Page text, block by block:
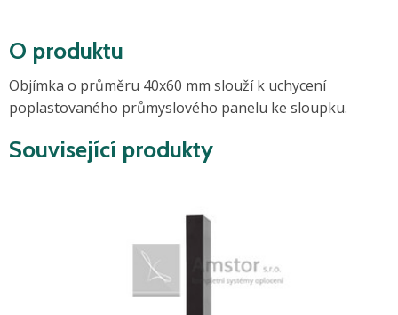
O produktu
Objímka o průměru 40x60 mm slouží k uchycení
poplastovaného průmyslového panelu ke sloupku.
Související produkty